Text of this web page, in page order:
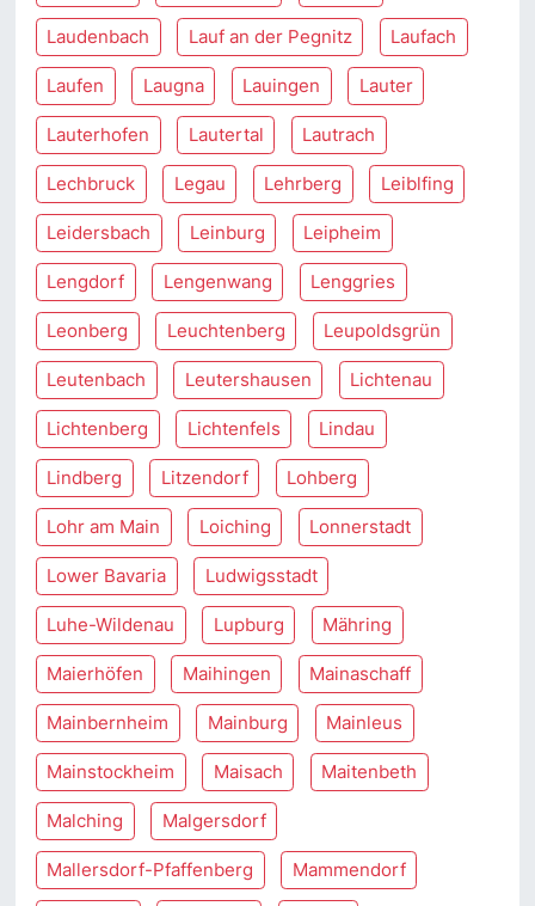
Laudenbach Lauf an der Pegnitz Laufach
Laufen Laugna Lauingen Lauter
Lauterhofen Lautertal Lautrach
Lechbruck Legau Lehrberg Leiblfing
Leidersbach Leinburg Leipheim
Lengdorf Lengenwang Lenggries
Leonberg Leuchtenberg Leupoldsgrün
Leutenbach Leutershausen Lichtenau
Lichtenberg Lichtenfels Lindau
Lindberg Litzendorf Lohberg
Lohr am Main Loiching Lonnerstadt
Lower Bavaria Ludwigsstadt
Luhe-Wildenau Lupburg Mähring
Maierhöfen Maihingen Mainaschaff
Mainbernheim Mainburg Mainleus
Mainstockheim Maisach Maitenbeth
Malching Malgersdorf
Mallersdorf-Pfaffenberg Mammendorf